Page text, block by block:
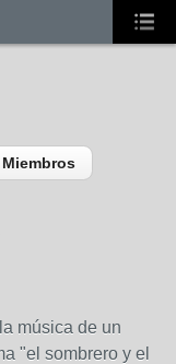
Miembros
música de un
"el sombrero y el